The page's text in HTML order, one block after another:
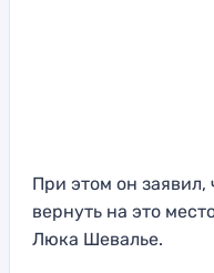
При этом он
вернуть на это
Люка Шевалье.